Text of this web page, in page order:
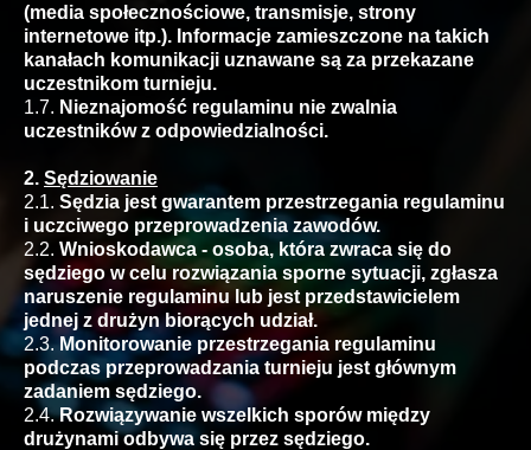
(media społecznościowe, transmisje, strony
internetowe itp.). Informacje zamieszczone na takich
kanałach komunikacji uznawane są za przekazane
uczestnikom turnieju.
1.7. Nieznajomość regulaminu nie zwalnia
uczestników z odpowiedzialności.
2. Sędziowanie
2.1. Sędzia jest gwarantem przestrzegania regulaminu
i uczciwego przeprowadzenia zawodów.
2.2. Wnioskodawca - osoba, która zwraca się do
sędziego w celu rozwiązania sporne sytuacji, zgłasza
naruszenie regulaminu lub jest przedstawicielem
jednej z drużyn biorących udział.
2.3.Monitorowanie przestrzegania regulaminu
podczas przeprowadzania turnieju jest głównym
zadaniem sędziego.
2.4.Rozwiązywanie wszelkich sporów między
drużynami odbywa się przez sędziego.